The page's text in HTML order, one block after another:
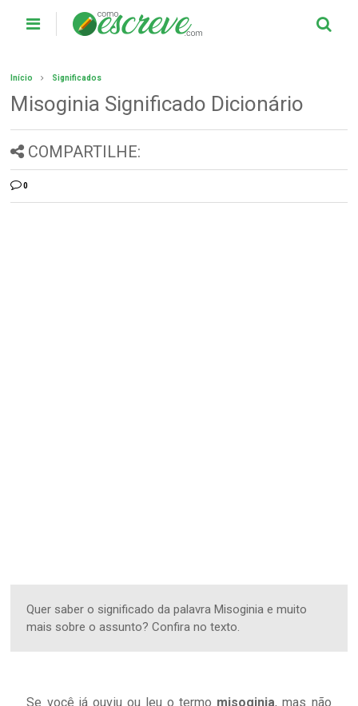
Início Significados
Misoginia Significado Dicionário
COMPARTILHE:
0
Quer saber o significado da palavra Misoginia e muito
mais sobre o assunto? Confira no texto.
Se você já ouviu ou leu o termo misoginia, mas não